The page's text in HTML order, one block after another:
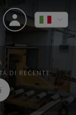
DI RECENTE.